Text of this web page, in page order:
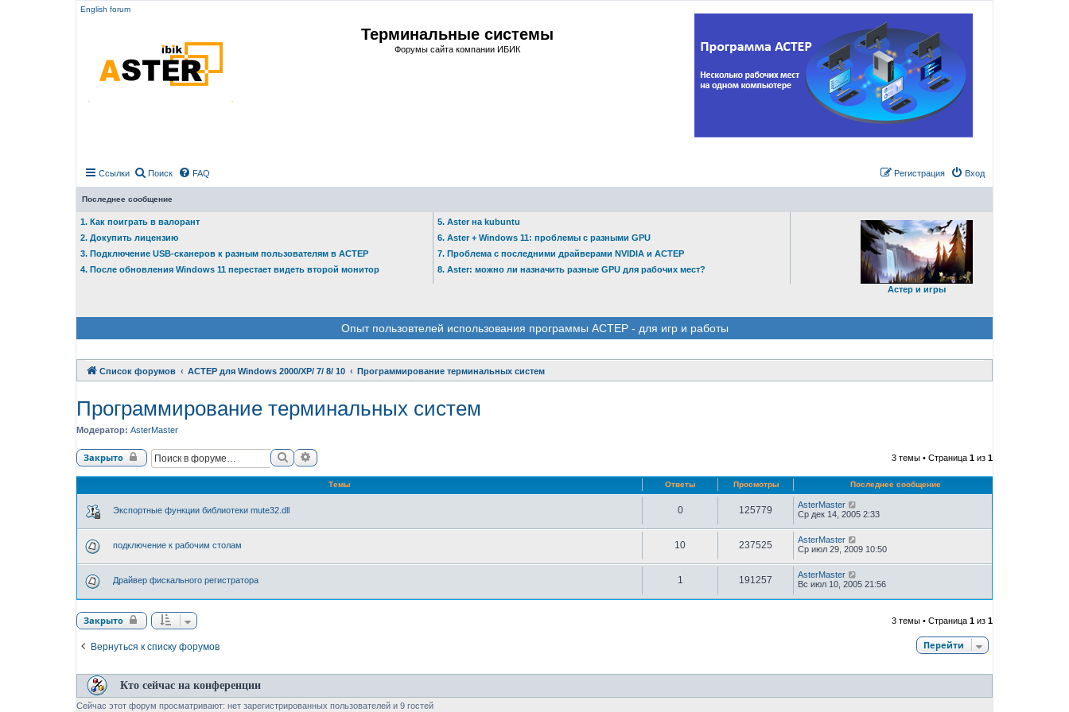
English forum
Терминальные системы
Форумы сайта компании ИБИК
Ссылки Поиск FAQ Вход
Регистрация
Последнее сообщение
1. Как поиграть в валорант
2. Докупить лицензию
3. Подключение USB-сканеров к разным пользователям в АСТЕР
4. После обновления Windows 11 перестает видеть второй монитор
5. Aster на kubuntu
6. Aster + Windows 11: проблемы с разными GPU
7. Проблема с последними драйверами NVIDIA и АСТЕР
8. Aster: можно ли назначить разные GPU для рабочих мест?
Астер и игры
Опыт пользовтелей использования программы АСТЕР - для игр и работы
Список форумов АСТЕР для Windows 2000/XP/ 7/ 8/ 10 Программирование терминальных систем
Программирование терминальных систем
Модератор: AsterMaster
Закрыто ПоискРасширенный поиск 3 темы • Страница 1 из 1
Темы Ответы Просмотры Последнее сообщение
Экспортные функции библиотеки mute32.dll 0 125779
AsterMaster
Ср дек 14, 2005 2:33
подключение к рабочим столам 10 237525
AsterMaster
Ср июл 29, 2009 10:50
Драйвер фискального регистратора 1 191257
AsterMaster
Вс июл 10, 2005 21:56
Закрыто 3 темы • Страница 1 из 1
Вернуться к списку форумов Перейти
Кто сейчас на конференции
Сейчас этот форум просматривают: нет зарегистрированных пользователей и 9 гостей